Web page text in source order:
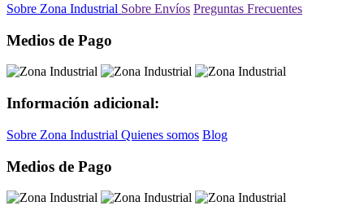
Sobre Zona Industrial Sobre Envíos Preguntas Frecuentes
Medios de Pago
Información adicional:
Sobre Zona Industrial Quienes somos Blog
Medios de Pago